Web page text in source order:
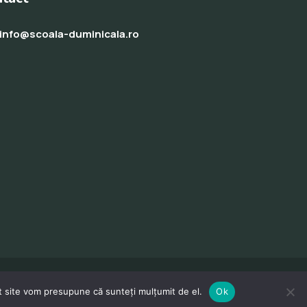
info@scoala-duminicala.ro
site vom presupune că sunteți mulțumit de el. Ok